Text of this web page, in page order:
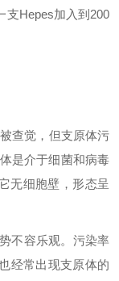
支Hepes加入到200
查觉，但支原体污
是介于细菌和病毒
无细胞壁，形态呈
不容乐观。污染率
经常出现支原体的